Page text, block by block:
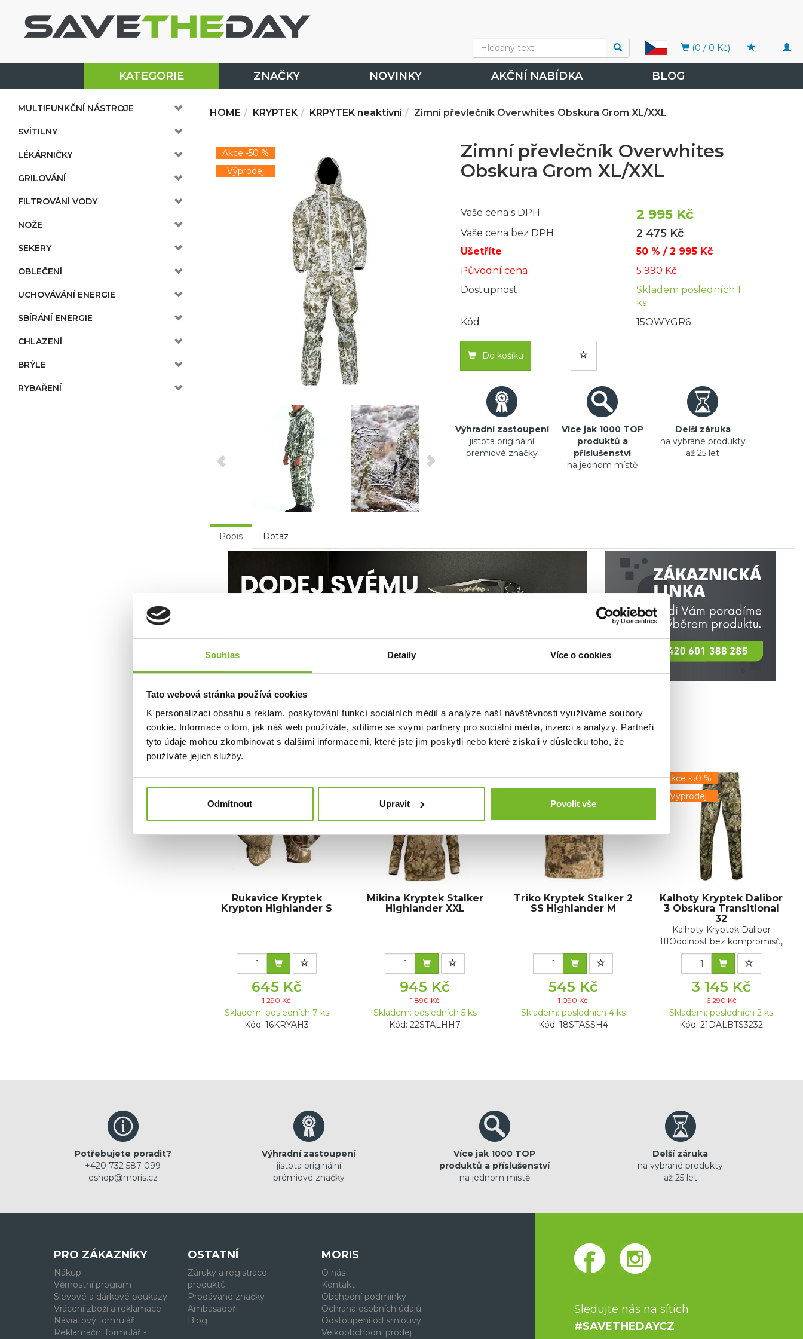
Souhlas Detaily Více o cookies
Tato webová stránka používá cookies
K personalizaci obsahu a reklam, poskytování funkcí sociálních médií a analýze naší návštěvnosti využíváme soubory
cookie. Informace o tom, jak náš web používáte, sdílíme se svými partnery pro sociální média, inzerci a analýzy. Partneři
tyto údaje mohou zkombinovat s dalšími informacemi, které jste jim poskytli nebo které získali v důsledku toho, že
používáte jejich služby.
Odmítnout Upravit Povolit vše
(0 / 0 Kč)
KATEGORIE ZNAČKY NOVINKY AKČNÍ NABÍDKA BLOG
MULTIFUNKČNÍ NÁSTROJE
SVÍTILNY
LÉKÁRNIČKY
GRILOVÁNÍ
FILTROVÁNÍ VODY
NOŽE
SEKERY
OBLEČENÍ
UCHOVÁVÁNÍ ENERGIE
SBÍRÁNÍ ENERGIE
CHLAZENÍ
BRÝLE
RYBAŘENÍ
HOME KRYPTEK KRPYTEK neaktivní Zimní převlečník Overwhites Obskura Grom XL/XXL
Akce -50 %
Výprodej
Zimní převlečník Overwhites
Obskura Grom XL/XXL
Vaše cena s DPH 2 995 Kč
Vaše cena bez DPH 2 475 Kč
Ušetříte
50 % / 2 995 Kč
Původní cena
5 990 Kč
Dostupnost
Skladem posledních 1
ks
Kód
15OWYGR6
Do košíku
Výhradní zastoupení
jistota originální
prémiové značky
Více jak 1000 TOP
produktů a
příslušenství
na jednom místě
Delší záruka
na vybrané produkty
až 25 let
Popis Dotaz
Mohlo by Vás zajímat
Akce -50 %
Rukavice Kryptek
Krypton Highlander S
645 Kč
1 290 Kč
Skladem: posledních 7 ks
Kód: 16KRYAH3
Akce -50 %
Mikina Kryptek Stalker
Highlander XXL
945 Kč
1 890 Kč
Skladem: posledních 5 ks
Kód: 22STALHH7
Akce -50 %
Triko Kryptek Stalker 2
SS Highlander M
545 Kč
1 090 Kč
Skladem: posledních 4 ks
Kód: 18STASSH4
Akce -50 %
Výprodej
Kalhoty Kryptek Dalibor
3 Obskura Transitional
32
Kalhoty Kryptek Dalibor
IIIOdolnost bez kompromisů,
výkon pr...
3 145 Kč
6 290 Kč
Skladem: posledních 2 ks
Kód: 21DALBTS3232
Potřebujete poradit?
+420 732 587 099
eshop@moris.cz
Výhradní zastoupení
jistota originální
prémiové značky
Více jak 1000 TOP
produktů a příslušenství
na jednom místě
Delší záruka
na vybrané produkty
až 25 let
PRO ZÁKAZNÍKY
Nákup
Věrnostní program
Slevové a dárkové poukazy
Vrácení zboží a reklamace
Návratový formulář
Reklamační formulář -
OSTATNÍ
Záruky a registrace
produktů
Prodávané značky
Ambasadoři
Blog
MORIS
O nás
Kontakt
Obchodní podmínky
Ochrana osobních údajů
Odstoupení od smlouvy
Velkoobchodní prodej
Sledujte nás na sítích
#SAVETHEDAYCZ